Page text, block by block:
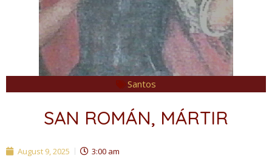
Santos
SAN ROMÁN, MÁRTIR
August 9, 2025 3:00 am